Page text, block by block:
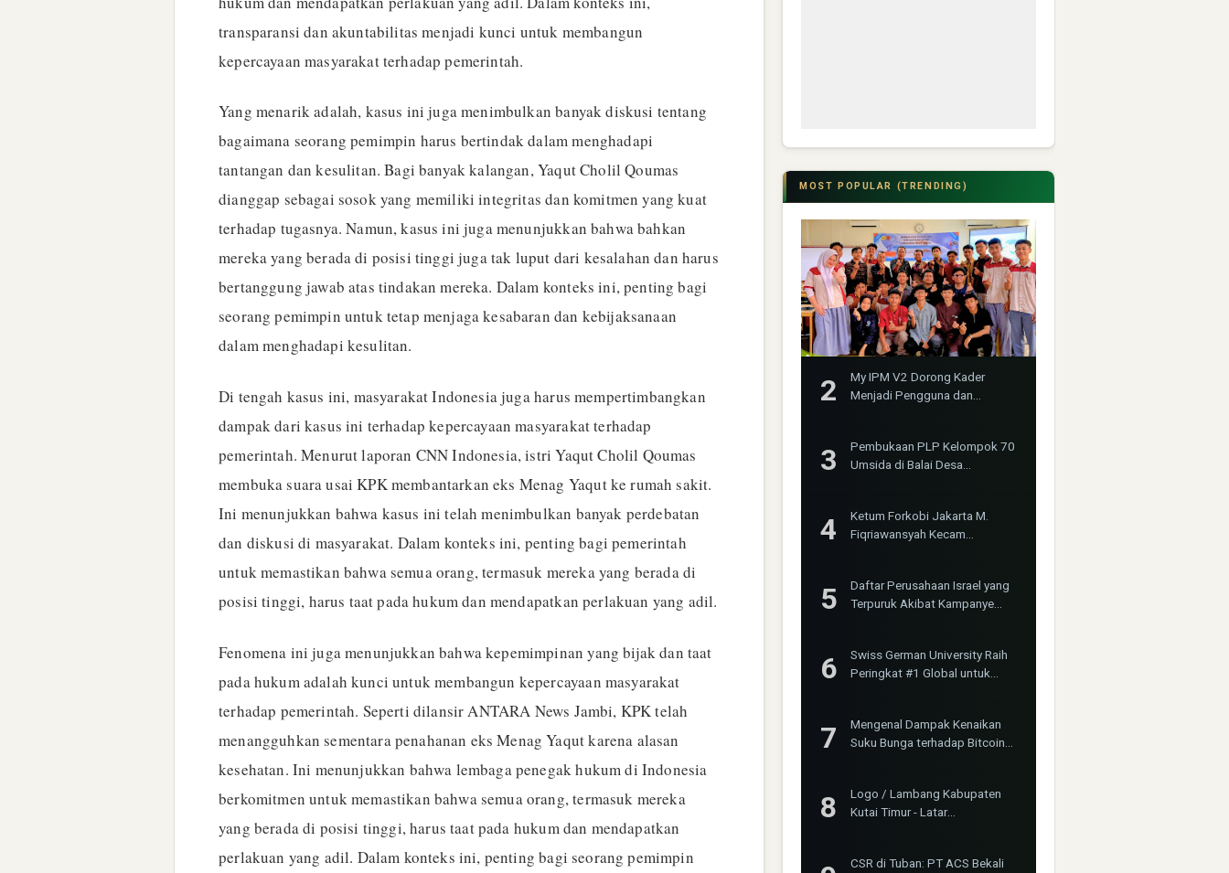
transparansi dan akuntabilitas menjadi kunci untuk membangun
kepercayaan masyarakat terhadap pemerintah.
Yang menarik adalah, kasus ini juga menimbulkan banyak diskusi tentang
bagaimana seorang pemimpin harus bertindak dalam menghadapi
tantangan dan kesulitan. Bagi banyak kalangan, Yaqut Cholil Qoumas
dianggap sebagai sosok yang memiliki integritas dan komitmen yang kuat
terhadap tugasnya. Namun, kasus ini juga menunjukkan bahwa bahkan
mereka yang berada di posisi tinggi juga tak luput dari kesalahan dan harus
bertanggung jawab atas tindakan mereka. Dalam konteks ini, penting bagi
seorang pemimpin untuk tetap menjaga kesabaran dan kebijaksanaan
dalam menghadapi kesulitan.
Di tengah kasus ini, masyarakat Indonesia juga harus mempertimbangkan
dampak dari kasus ini terhadap kepercayaan masyarakat terhadap
pemerintah. Menurut laporan CNN Indonesia, istri Yaqut Cholil Qoumas
membuka suara usai KPK membantarkan eks Menag Yaqut ke rumah sakit.
Ini menunjukkan bahwa kasus ini telah menimbulkan banyak perdebatan
dan diskusi di masyarakat. Dalam konteks ini, penting bagi pemerintah
untuk memastikan bahwa semua orang, termasuk mereka yang berada di
posisi tinggi, harus taat pada hukum dan mendapatkan perlakuan yang adil.
Fenomena ini juga menunjukkan bahwa kepemimpinan yang bijak dan taat
pada hukum adalah kunci untuk membangun kepercayaan masyarakat
terhadap pemerintah. Seperti dilansir ANTARA News Jambi, KPK telah
menangguhkan sementara penahanan eks Menag Yaqut karena alasan
kesehatan. Ini menunjukkan bahwa lembaga penegak hukum di Indonesia
berkomitmen untuk memastikan bahwa semua orang, termasuk mereka
yang berada di posisi tinggi, harus taat pada hukum dan mendapatkan
perlakuan yang adil. Dalam konteks ini, penting bagi seorang pemimpin
MOST POPULAR (TRENDING)
My IPM V2 Dorong Kader
Menjadi Pengguna dan
Pembukaan PLP Kelompok 70
Umsida di Balai Desa
Ketum Forkobi Jakarta M.
Fiqriawansyah Kecam
Bima Jakarta
Daftar Perusahaan Israel yang
Terpuruk Akibat Kampanye
Swiss German University Raih
Peringkat #1 Global untuk
Mengenal Dampak Kenaikan
Suku Bunga terhadap Bitcoin
Logo / Lambang Kabupaten
Kutai Timur - Latar
CSR di Tuban: PT ACS Bekali